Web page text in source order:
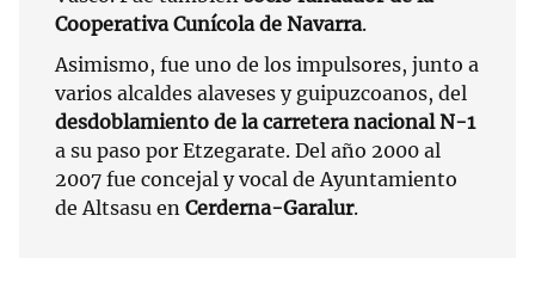
Cooperativa Cunícola de Navarra.
Asimismo, fue uno de los impulsores, junto a
varios alcaldes alaveses y guipuzcoanos, del
desdoblamiento de la carretera nacional N-1
a su paso por Etzegarate. Del año 2000 al
2007 fue concejal y vocal de Ayuntamiento
de Altsasu en Cerderna-Garalur.